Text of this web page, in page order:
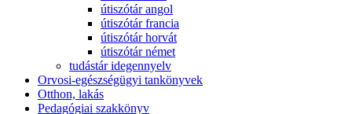
útiszótár angol
útiszótár francia
útiszótár horvát
útiszótár német
tudástár idegennyelv
Orvosi-egészségügyi tankönyvek
Otthon, lakás
Pedagógiai szakkönyv